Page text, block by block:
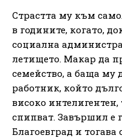
Страстта му към
в годините, когато,
социална
летището. Макар да
семейство, а баща му
работник, който
високо
спипват. Завършил е
Благоевград и